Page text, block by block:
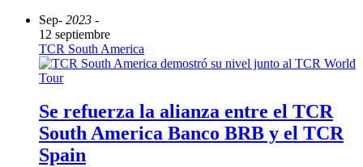
Sep- 2023 -
12 septiembre
TCR South America
Se refuerza la alianza entre el TCR
South America Banco BRB y el TCR
Spain